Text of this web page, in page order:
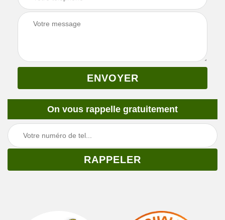
On vous rappelle gratuitement